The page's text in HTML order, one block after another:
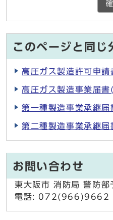
このページと同じ
高圧ガス製造許可申
高圧ガス製造事業届
第一種製造事業承継
第二種製造事業承継
お問い合わせ
東大阪市 消防局 警防部
電話: 072(966)9662